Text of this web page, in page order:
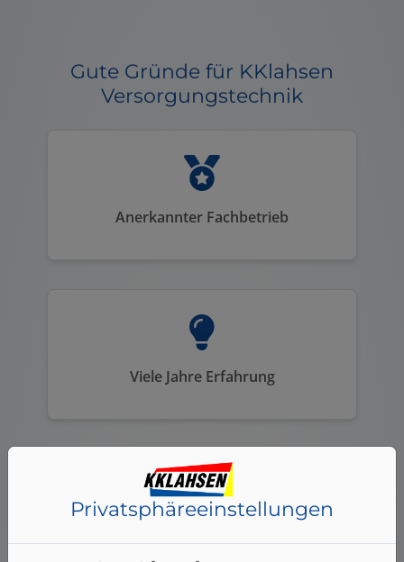
Gute Gründe für KKlahsen
Versorgungstechnik
Anerkannter Fachbetrieb
Viele Jahre Erfahrung
Privatsphäre­einstellungen